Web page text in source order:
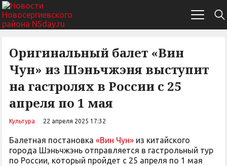
Оригинальный балет «Вин
Чун» из Шэньчжэня выступит
на гастролях в России с 25
апреля по 1 мая
Культура 22 апреля 2025 17:32
Балетная постановка «Вин Чун» из китайского
города Шэньчжэнь отправляется в гастрольный тур
по России, который пройдет с 25 апреля по 1 мая